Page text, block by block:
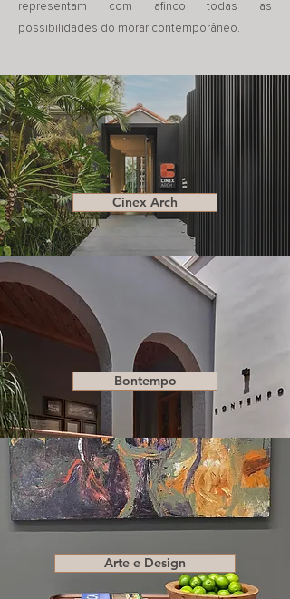
representam com afinco todas as
possibilidades do morar contemporâneo.
Cinex Arch
Bontempo
Arte e Design